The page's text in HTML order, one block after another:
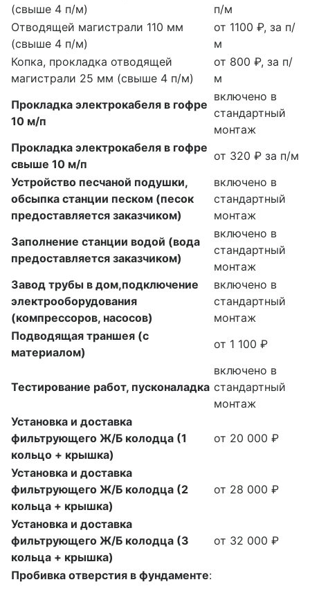
(свыше 4 п/м)
п/м
Отводящей магистрали 110 мм
(свыше 4 п/м)
от 1100 ₽, за п/
м
Копка, прокладка отводящей
магистрали 25 мм (свыше 4 п/м)
от 800 ₽, за п/
м
Прокладка электрокабеля в гофре
10 м/п
включено в
стандартный
монтаж
Прокладка электрокабеля в гофре
свыше 10 м/п
от 320 ₽ за п/м
Устройство песчаной подушки,
обсыпка станции песком (песок
предоставляется заказчиком)
включено в
стандартный
монтаж
Заполнение станции водой (вода
предоставляется заказчиком)
включено в
стандартный
монтаж
Завод трубы в дом,подключение
электрооборудования
(компрессоров, насосов)
включено в
стандартный
монтаж
Подводящая траншея (с
материалом)
от 1 100 ₽
Тестирование работ, пусконаладка
включено в
стандартный
монтаж
Установка и доставка
фильтрующего Ж/Б колодца (1
кольцо + крышка)
от 20 000 ₽
Установка и доставка
фильтрующего Ж/Б колодца (2
кольца + крышка)
от 28 000 ₽
Установка и доставка
фильтрующего Ж/Б колодца (3
кольца + крышка)
от 32 000 ₽
Пробивка отверстия в фундаменте: